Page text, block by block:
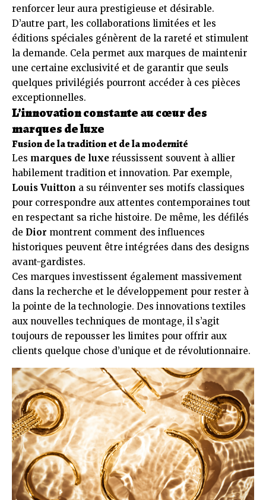
renforcer leur aura prestigieuse et désirable.
D’autre part, les collaborations limitées et les
éditions spéciales génèrent de la rareté et stimulent
la demande. Cela permet aux marques de maintenir
une certaine exclusivité et de garantir que seuls
quelques privilégiés pourront accéder à ces pièces
exceptionnelles.
L’innovation constante au cœur des
marques de luxe
Fusion de la tradition et de la modernité
Les marques de luxe réussissent souvent à allier
habilement tradition et innovation. Par exemple,
Louis Vuitton a su réinventer ses motifs classiques
pour correspondre aux attentes contemporaines tout
en respectant sa riche histoire. De même, les défilés
de Dior montrent comment des influences
historiques peuvent être intégrées dans des designs
avant-gardistes.
Ces marques investissent également massivement
dans la recherche et le développement pour rester à
la pointe de la technologie. Des innovations textiles
aux nouvelles techniques de montage, il s’agit
toujours de repousser les limites pour offrir aux
clients quelque chose d’unique et de révolutionnaire.